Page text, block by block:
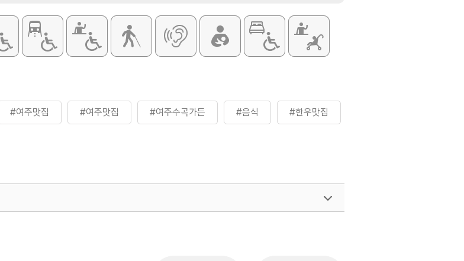
#여주맛집 #여주맛집 #여주수곡가든 #음식 #한우맛집